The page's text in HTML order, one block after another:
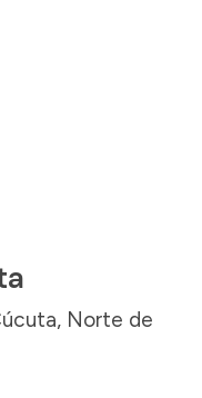
Norte de